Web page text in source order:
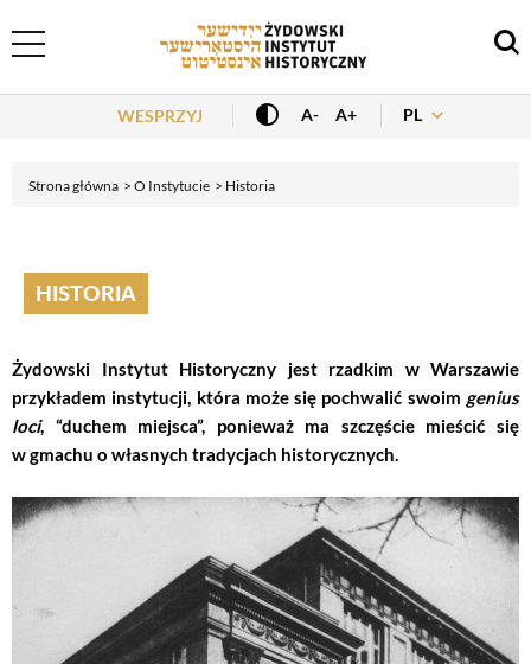
Header Menu
WESPRZYJ A- A+ PL
Strona główna O Instytucie Historia
HISTORIA
Żydowski Instytut Historyczny jest rzadkim w Warszawie
przykładem instytucji, która może się pochwalić swoim genius
loci, “duchem miejsca”, ponieważ ma szczęście mieścić się
w gmachu o własnych tradycjach historycznych.